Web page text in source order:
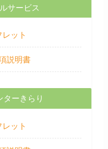
サービス
ット
説明書
ターきらり
ット